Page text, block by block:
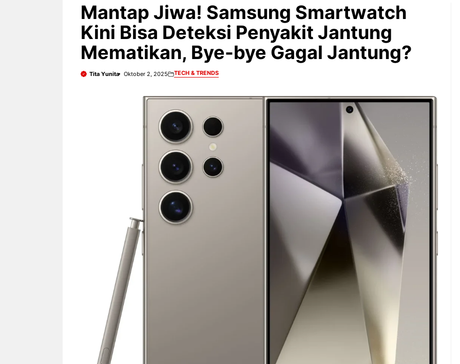
Mantap Jiwa! Samsung Smartwatch
Kini Bisa Deteksi Penyakit Jantung
Mematikan, Bye-bye Gagal Jantung?
Tita Yunita Oktober 2, 2025 TECH & TRENDS
Bandung Hadirkan Pesta All
NEWS TNG– Pernah gak sih
kamu mulai ngerjain sesuatu cuma
buat iseng-iseng, eh ternyata malah
jadi peluang bisnis yang
menguntungkan? ...
NEWS TNG– Siapa yang tidak
kenal dengan kelezatan masakan
Jepang? Kuliner dari negeri
sakura ini memang sudah
mendunia dan punya ...
7 Menu
Restora
Jepang
yang